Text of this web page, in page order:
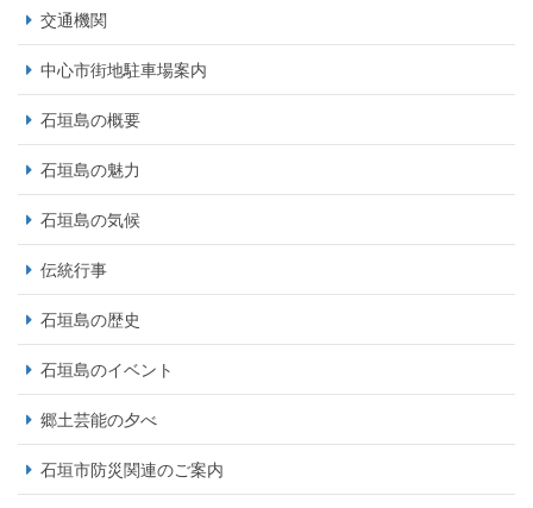
交通機関
中心市街地駐車場案内
石垣島の概要
石垣島の魅力
石垣島の気候
伝統行事
石垣島の歴史
石垣島のイベント
郷土芸能の夕べ
石垣市防災関連のご案内